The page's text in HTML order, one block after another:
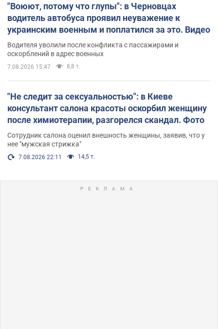
"Воюют, потому что глупы": в Черновцах
водитель автобуса проявил неуважение к
украинским военным и поплатился за это. Видео
Водителя уволили после конфликта с пассажирами и
оскорблений в адрес военных
7.08.2026 15:47 8,8 т.
"Не следит за сексуальностью": в Киеве
консультант салона красоты оскорбил женщину
после химиотерапии, разгорелся скандал. Фото
Сотрудник салона оценил внешность женщины, заявив, что у
нее "мужская стрижка"
7.08.2026 22:11 14,5 т.